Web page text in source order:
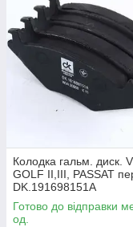
Колодка гальм. диск.
GOLF II,III, PASSAT
DK.191698151A
Готово до відправки
од.